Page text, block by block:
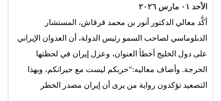
الأحد ٠١ مارس ٢٠٢٦
أكَّد معالي الدكتور أنور بن محمد قرقاش، المستشار
الدبلوماسي لصاحب السمو رئيس الدولة، أن العدوان الإيراني
على دول الخليج أخطأ العنوان، وعزل إيران في لحظتها
الحرجة. وأضاف معاليه:"حربكم ليست مع جيرانكم، وبهذا
التصعيد تؤكدون رواية من يرى أن إيران مصدر الخطر